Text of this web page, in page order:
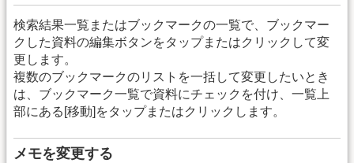
検索結果一覧またはブックマークの一覧で、ブックマー
クした資料の編集ボタンをタップまたはクリックして変
更します。
複数のブックマークのリストを一括して変更したいとき
は、ブックマーク一覧で資料にチェックを付け、一覧上
部にある[移動]をタップまたはクリックします。
メモを変更する